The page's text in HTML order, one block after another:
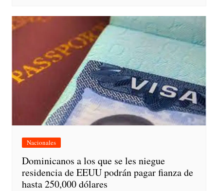
Nacionales
Dominicanos a los que se les niegue
residencia de EEUU podrán pagar fianza de
hasta 250,000 dólares